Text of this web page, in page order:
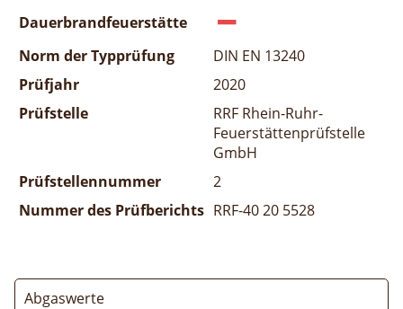
Dauerbrandfeuerstätte
Norm der Typprüfung
DIN EN 13240
Prüfjahr
2020
Prüfstelle
RRF Rhein-Ruhr-
Feuerstättenprüfstelle
GmbH
Prüfstellennummer
2
Nummer des Prüfberichts RRF-40 20 5528
Abgaswerte